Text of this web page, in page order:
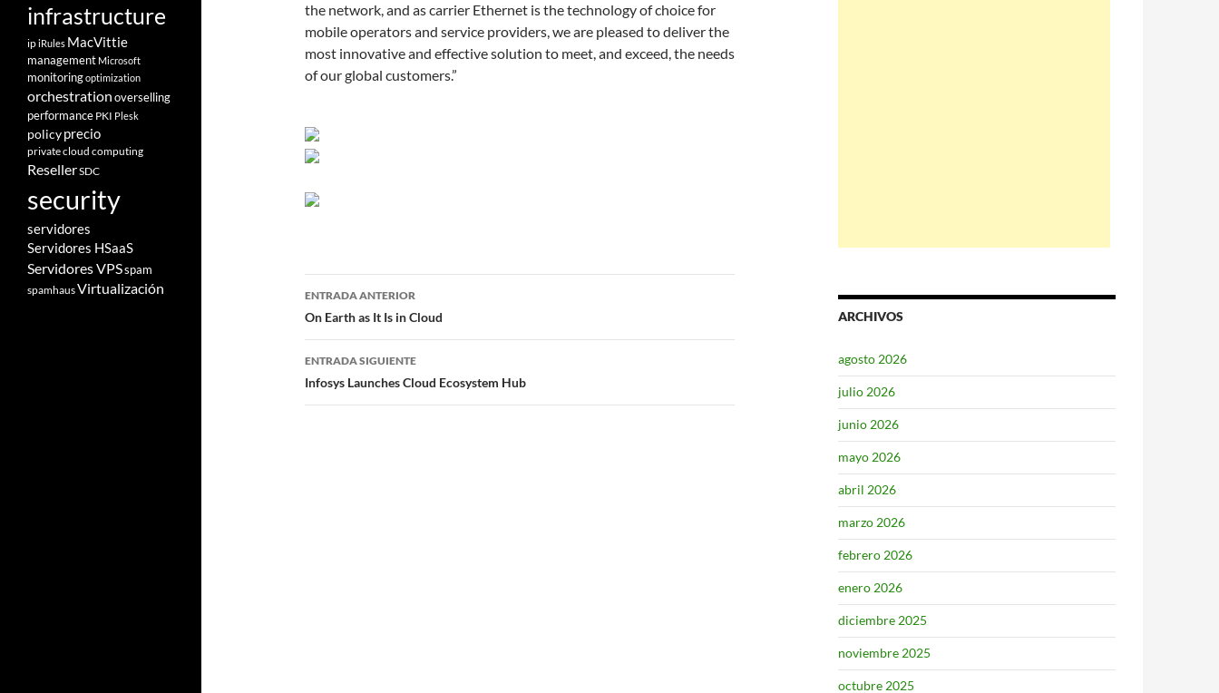
the network, and as carrier Ethernet is the technology of choice for
mobile operators and service providers, we are pleased to deliver the
most innovative and effective solution to meet, and exceed, the needs
of our global customers.”
Navegador
de
entradas
ENTRADA ANTERIOR
On Earth as It Is in Cloud
ENTRADA SIGUIENTE
Infosys Launches Cloud Ecosystem Hub
ARCHIVOS
agosto 2026
julio 2026
junio 2026
mayo 2026
abril 2026
marzo 2026
febrero 2026
enero 2026
diciembre 2025
noviembre 2025
octubre 2025
infrastructure
ipiRules MacVittie
management Microsoft
monitoringoptimization
orchestrationoverselling
performance PKI Plesk
policyprecio
private cloud computing
ResellerSDC
security
servidores
Servidores HSaaS
Servidores VPSspam
spamhausVirtualización